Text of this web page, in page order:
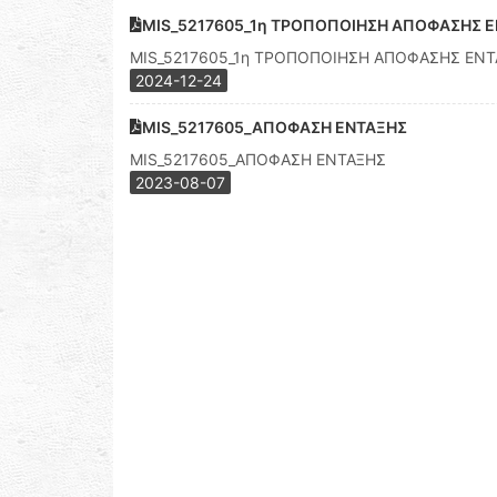
MIS_5217605_1η ΤΡΟΠΟΠΟΙΗΣΗ ΑΠΟΦΑΣΗΣ
MIS_5217605_1η ΤΡΟΠΟΠΟΙΗΣΗ ΑΠΟΦΑΣΗΣ
2024-12-24
MIS_5217605_ΑΠΟΦΑΣΗ ΕΝΤΑΞΗΣ
MIS_5217605_ΑΠΟΦΑΣΗ ΕΝΤΑΞΗΣ
2023-08-07